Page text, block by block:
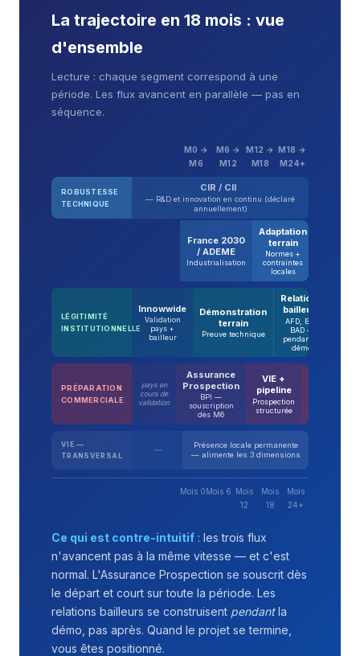
La trajectoire en 18 mois : vue
d'ensemble
Lecture : chaque segment correspond à une
période. Les flux avancent en parallèle — pas en
séquence.
M0 →
M6
M6 →
M12
M12 →
M18
M18 →
M24+
ROBUSTESSE
TECHNIQUE
CIR / CII
— R&D et innovation en continu (déclaré
annuellement)
France 2030
/ ADEME
Industrialisation
Adaptation
terrain
Normes +
contraintes
locales
LÉGITIMITÉ
INSTITUTIONNELLE
Innowwide
Validation
pays +
bailleur
Démonstration
terrain
Preuve technique
Relations
bailleurs
AFD, BM,
BAD —
pendant la
démo
PRÉPARATION
COMMERCIALE
pays en
cours de
validation
Assurance
Prospection
BPI —
souscription
dès M6
VIE +
pipeline
Prospection
structurée
VIE —
TRANSVERSAL
—
Présence locale permanente
— alimente les 3 dimensions
Mois 0Mois 6 Mois
12
Mois
18
Mois
24+
Ce qui est contre-intuitif : les trois flux
n'avancent pas à la même vitesse — et c'est
normal. L'Assurance Prospection se souscrit dès
le départ et court sur toute la période. Les
relations bailleurs se construisent pendantla
démo, pas après. Quand le projet se termine,
vous êtes positionné.